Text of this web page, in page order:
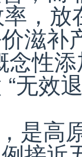
，
滋补
性
“无
是高